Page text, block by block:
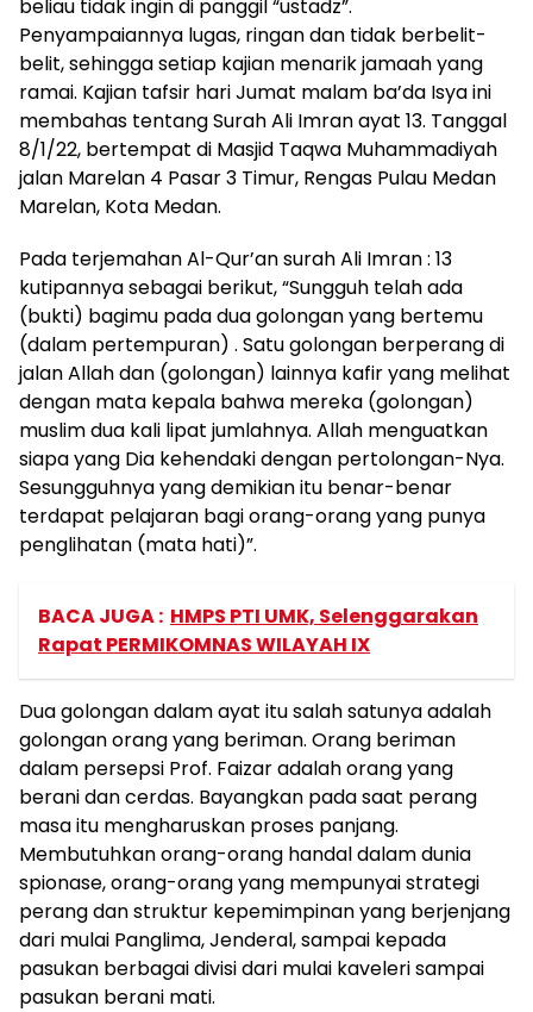
beliau tidak ingin di panggil “ustadz”.
Penyampaiannya lugas, ringan dan tidak berbelit-
belit, sehingga setiap kajian menarik jamaah yang
ramai. Kajian tafsir hari Jumat malam ba’da Isya ini
membahas tentang Surah Ali Imran ayat 13. Tanggal
8/1/22, bertempat di Masjid Taqwa Muhammadiyah
jalan Marelan 4 Pasar 3 Timur, Rengas Pulau Medan
Marelan, Kota Medan.
Pada terjemahan Al-Qur’an surah Ali Imran : 13
kutipannya sebagai berikut, “Sungguh telah ada
(bukti) bagimu pada dua golongan yang bertemu
(dalam pertempuran) . Satu golongan berperang di
jalan Allah dan (golongan) lainnya kafir yang melihat
dengan mata kepala bahwa mereka (golongan)
muslim dua kali lipat jumlahnya. Allah menguatkan
siapa yang Dia kehendaki dengan pertolongan-Nya.
Sesungguhnya yang demikian itu benar-benar
terdapat pelajaran bagi orang-orang yang punya
penglihatan (mata hati)”.
BACA JUGA : HMPS PTI UMK, Selenggarakan
Rapat PERMIKOMNAS WILAYAH IX
Dua golongan dalam ayat itu salah satunya adalah
golongan orang yang beriman. Orang beriman
dalam persepsi Prof. Faizar adalah orang yang
berani dan cerdas. Bayangkan pada saat perang
masa itu mengharuskan proses panjang.
Membutuhkan orang-orang handal dalam dunia
spionase, orang-orang yang mempunyai strategi
perang dan struktur kepemimpinan yang berjenjang
dari mulai Panglima, Jenderal, sampai kepada
pasukan berbagai divisi dari mulai kaveleri sampai
pasukan berani mati.